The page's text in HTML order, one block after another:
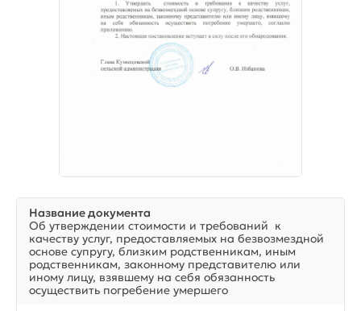
Название документа
Об утверждении стоимости и требований к
качеству услуг, предоставляемых на безвозмездной
основе супругу, близким родственникам, иным
родственникам, законному представителю или
иному лицу, взявшему на себя обязанность
осуществить погребение умершего